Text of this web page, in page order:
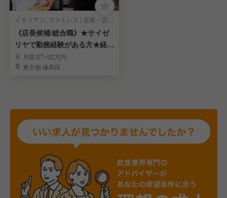
イタリアン, ファミレス | 店長・店長候補
《店長候補/総合職》★サイゼ
リヤで勤務経験がある方★経営
のスペシャリストへ
月収/27~52万円
東京都 練馬区